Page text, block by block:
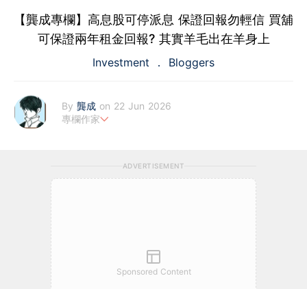
【龔成專欄】高息股可停派息 保證回報勿輕信 買舖
可保證兩年租金回報? 其實羊毛出在羊身上
Investment Bloggers
By 龔成 on 22 Jun 2026
專欄作家
-《80後百萬富翁》、《財務自由行》、《50優質潛力股》、《股
票勝經》等，十多本財經書作者
-於網上分享投資心得，瀏覽量過百萬，為人氣博客，解答理財問
題20000條
-讀中學時已開始投資股票，逾20年投資經驗
-運用巴菲特的價值投資法買股，視買股票如買生意一樣
-過往10年的投資成績，逾過半數能獲利超過1倍以上
-淨流動資產逾數千萬
-成功獲取基本財務自由
ADVERTISEMENT
Sponsored Content